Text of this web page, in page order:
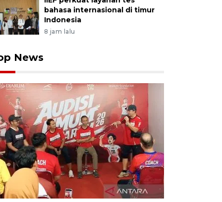
bahasa internasional di timur
Indonesia
8 jam lalu
News